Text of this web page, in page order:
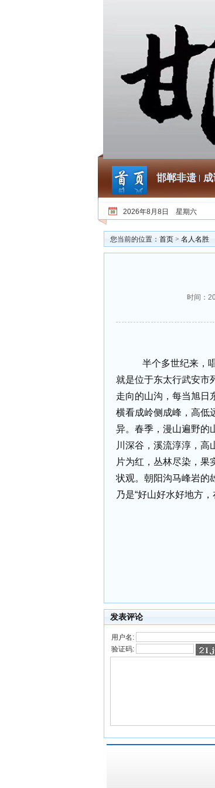
邯郸非遗
2026年8月8日 星期六
您当前的位置： 首页 > 名人名胜
时间：
半个多世纪来，
就是位于东太行武安市
走向的山沟，每当旭日
横看成岭侧成峰，高低
异。春季，漫山遍野的
川深谷，溪流淳淳，高
片为红，丛林尽染，果
状观。朝阳沟马峰岩的
乃是“好山好水好地方
发表评论
用户名:
验证码: